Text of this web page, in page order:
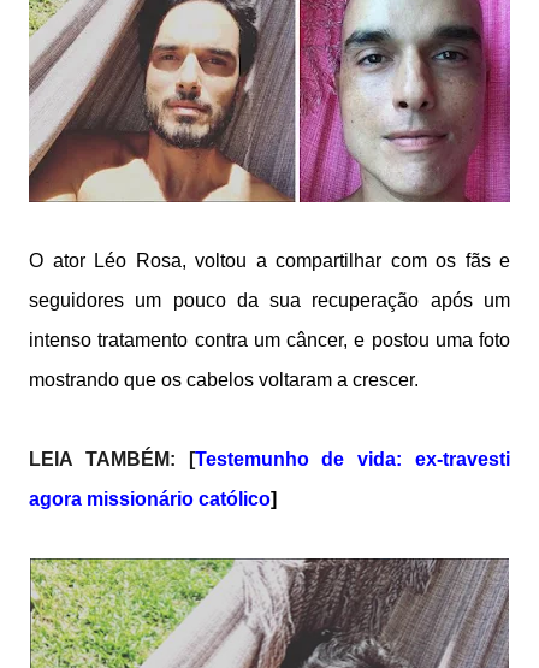
O ator Léo Rosa, voltou a compartilhar com os fãs e
seguidores um pouco da sua recuperação após um
intenso tratamento contra um câncer, e postou uma foto
mostrando que os cabelos voltaram a crescer.
LEIA TAMBÉM: [Testemunho de vida: ex-travesti
agora missionário católico]